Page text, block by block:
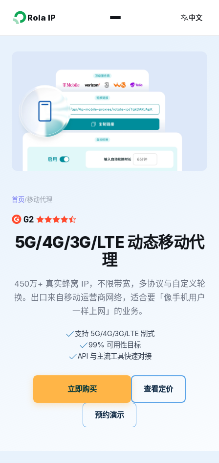
Rola IP 中文
首页/移动代理
5G/4G/3G/LTE 动态移动代
理
450万+ 真实蜂窝 IP，不限带宽，多协议与自定义轮
换。出口来自移动运营商网络，适合要「像手机用户
一样上网」的业务。
支持 5G/4G/3G/LTE 制式
99% 可用性目标
API 与主流工具快速对接
立即购买 查看定价
预约演示